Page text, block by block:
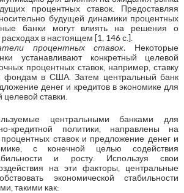
процентных ставок. Предоставляя
будущей динамики процентных
банки могут влиять на решения о
в настоящем [1, 146 с.].
процентных ставок. Некоторые
устанавливают конкретный целевой
процентных ставок, например, ставку
фондам в США. Затем центральный банк
денег и кредитов в экономике для
ставки.
центральными банками для
кредитной политики, направлены на
ставок и предложение денег и
с конечной целью содействия
и росту. Используя свои
на эти факторы, центральные
экономической стабильности
такими как: